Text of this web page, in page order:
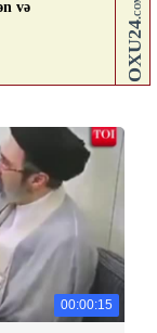
00:00:15